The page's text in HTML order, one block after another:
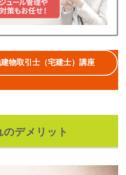
物取引士（宅建士）講座
デメリット